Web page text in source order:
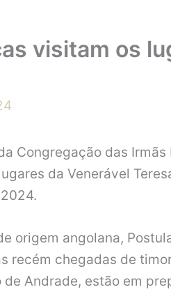
visitam os
Congregação das
da Venerável
origem angolana,
recém chegadas de
de Andrade, estão em